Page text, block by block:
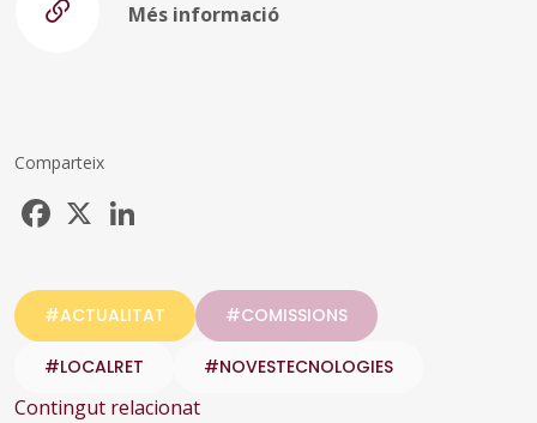
Més informació
Comparteix
Facebook
#ACTUALITAT #COMISSIONS
#LOCALRET #NOVESTECNOLOGIES
Contingut relacionat